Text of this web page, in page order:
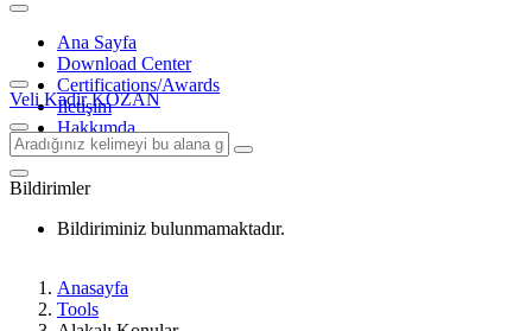
Ana Sayfa
Download Center
Certifications/Awards
İletişim
Hakkımda
Veli Kadir KOZAN
Bildirimler
Bildiriminiz bulunmamaktadır.
Anasayfa
Tools